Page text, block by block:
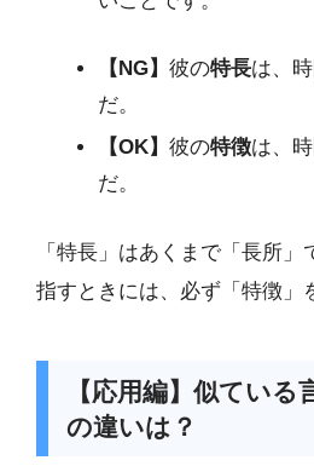
【NG】 彼の特長は、
だ。
【OK】 彼の特徴は、
だ。
「特長」はあくまで「長所
指すときには、必ず「特徴」
【応用編】似ている
の違いは？